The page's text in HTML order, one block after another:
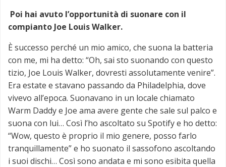
Poi hai avuto l’opportunità di suonare con il
compianto Joe Louis Walker.
È successo perché un mio amico, che suona la batteria
con me, mi ha detto: “Oh, sai sto suonando con questo
tizio, Joe Louis Walker, dovresti assolutamente venire”.
Era estate e stavano passando da Philadelphia, dove
vivevo all’epoca. Suonavano in un locale chiamato
Warm Daddy e Joe ama avere gente che sale sul palco e
suona con lui… Così l’ho ascoltato su Spotify e ho detto:
“Wow, questo è proprio il mio genere, posso farlo
tranquillamente” e ho suonato il sassofono ascoltando
i suoi dischi… Così sono andata e mi sono esibita quella